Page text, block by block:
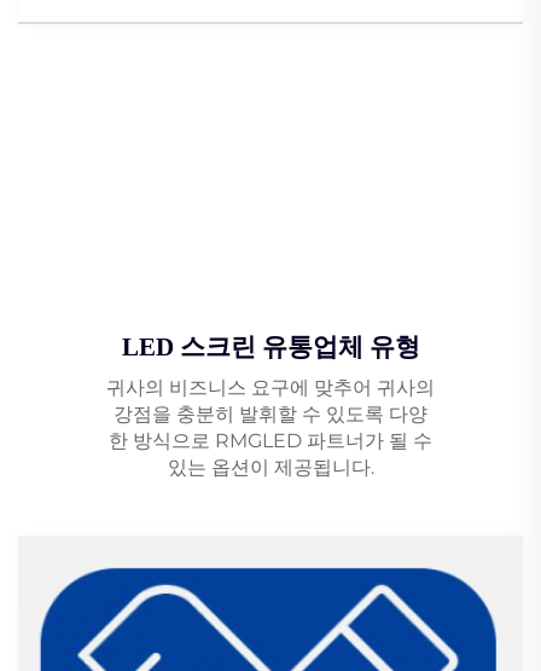
LED 스크린 유통업체 유형
귀사의 비즈니스 요구에 맞추어 귀사의
강점을 충분히 발휘할 수 있도록 다양
한 방식으로 RMGLED 파트너가 될 수
있는 옵션이 제공됩니다.